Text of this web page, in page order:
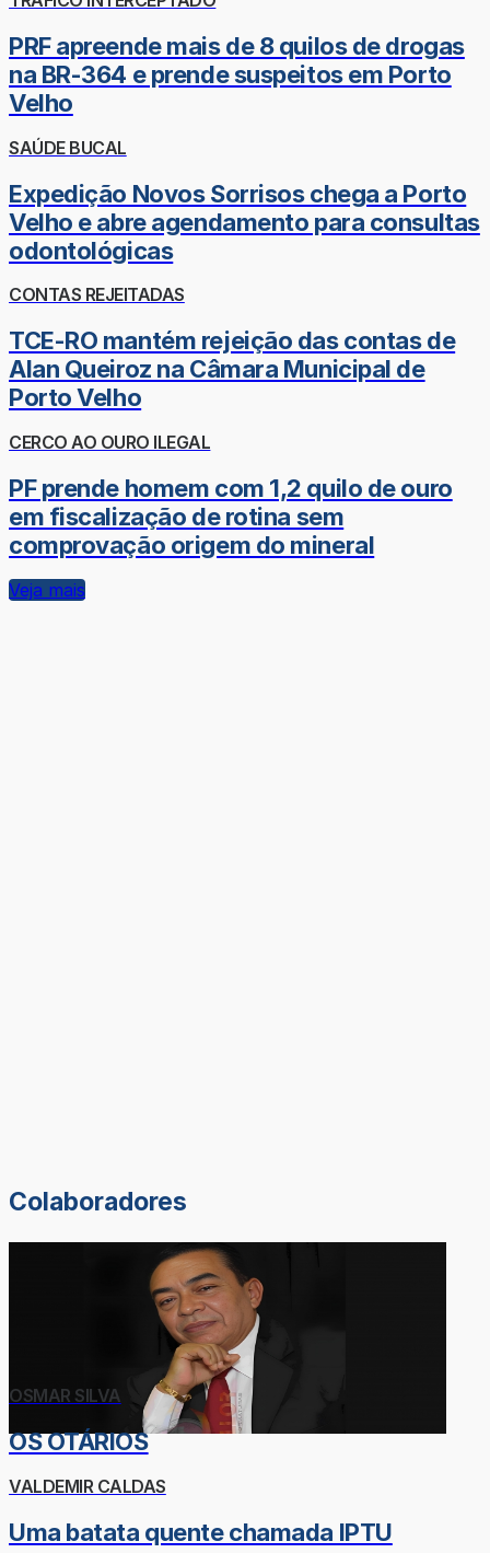
PRF apreende mais de 8 quilos de drogas
na BR-364 e prende suspeitos em Porto
Velho
SAÚDE BUCAL
Expedição Novos Sorrisos chega a Porto
Velho e abre agendamento para consultas
odontológicas
CONTAS REJEITADAS
TCE-RO mantém rejeição das contas de
Alan Queiroz na Câmara Municipal de
Porto Velho
CERCO AO OURO ILEGAL
PF prende homem com 1,2 quilo de ouro
em fiscalização de rotina sem
comprovação origem do mineral
Veja mais
Colaboradores
OSMAR SILVA
OS OTÁRIOS
VALDEMIR CALDAS
Uma batata quente chamada IPTU